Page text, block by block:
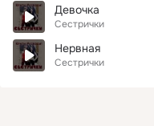
Девочка
Сестрички
Нервная
Сестрички